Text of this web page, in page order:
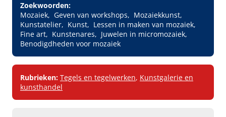
Zoekwoorden:
Mozaiek
Geven van workshops
Mozaiekkunst
Kunstatelier
Kunst
Lessen in maken van mozaiek
Fine art
Kunstenares
Juwelen in micromozaiek
Benodigdheden voor mozaiek
Rubrieken: Tegels en tegelwerken, Kunstgalerie en
kunsthandel